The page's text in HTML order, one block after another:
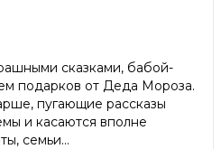
сказками, бабой-
подарков от Деда Мороза.
пугающие рассказы
и касаются вполне
семьи...